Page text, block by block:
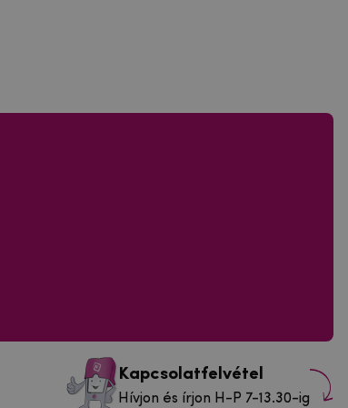
Kapcsolatfelvétel
Hívjon és írjon H-P 7-13.30-ig